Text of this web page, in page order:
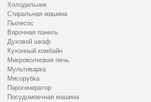
Холодильник
Стиральная машина
Пылесос
Варочная панель
Духовой шкаф
Кухонный комбайн
Микроволновая печь
Мультиварка
Мясорубка
Парогенератор
Посудомоечная машина